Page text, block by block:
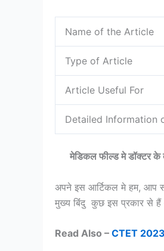
Name of the Article
Type of Article
Article Useful For
Detailed Information
मेडिकल फील्ड मे डॉक्टर के
अपने इस आर्टिकल मे हम, आप
मुख्य बिंंदु कुछ इस प्रकार से हैं
Read Also – CTET